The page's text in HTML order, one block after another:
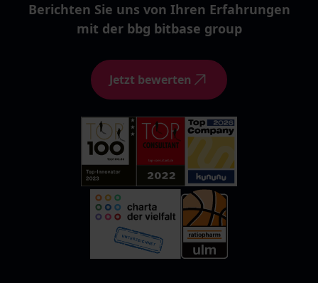
Berichten Sie uns von Ihren Erfahrungen
mit der bbg bitbase group
Jetzt bewerten